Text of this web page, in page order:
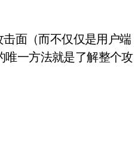
面（而不仅仅是用户端
唯一方法就是了解整个攻